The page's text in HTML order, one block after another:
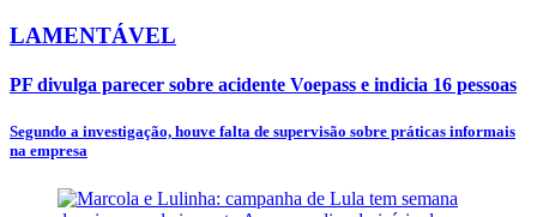
LAMENTÁVEL
PF divulga parecer sobre acidente Voepass e indicia 16 pessoas
Segundo a investigação, houve falta de supervisão sobre práticas informais
na empresa